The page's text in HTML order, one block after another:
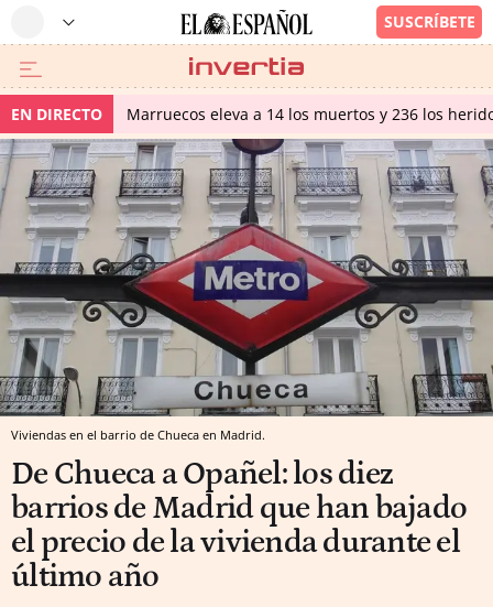
EN DIRECTO Marruecos eleva a 14 los muertos y 236 los
Viviendas en el barrio de Chueca en Madrid.
De Chueca a Opañel: los diez
barrios de Madrid que han bajado
el precio de la vivienda durante el
último año